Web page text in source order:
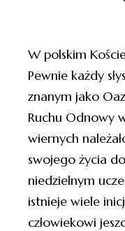
W polskim
Pewnie każdy
znanym jako
Ruchu Odnowy
wiernych
swojego życia
niedzielnym
istnieje wiele
człowiekowi